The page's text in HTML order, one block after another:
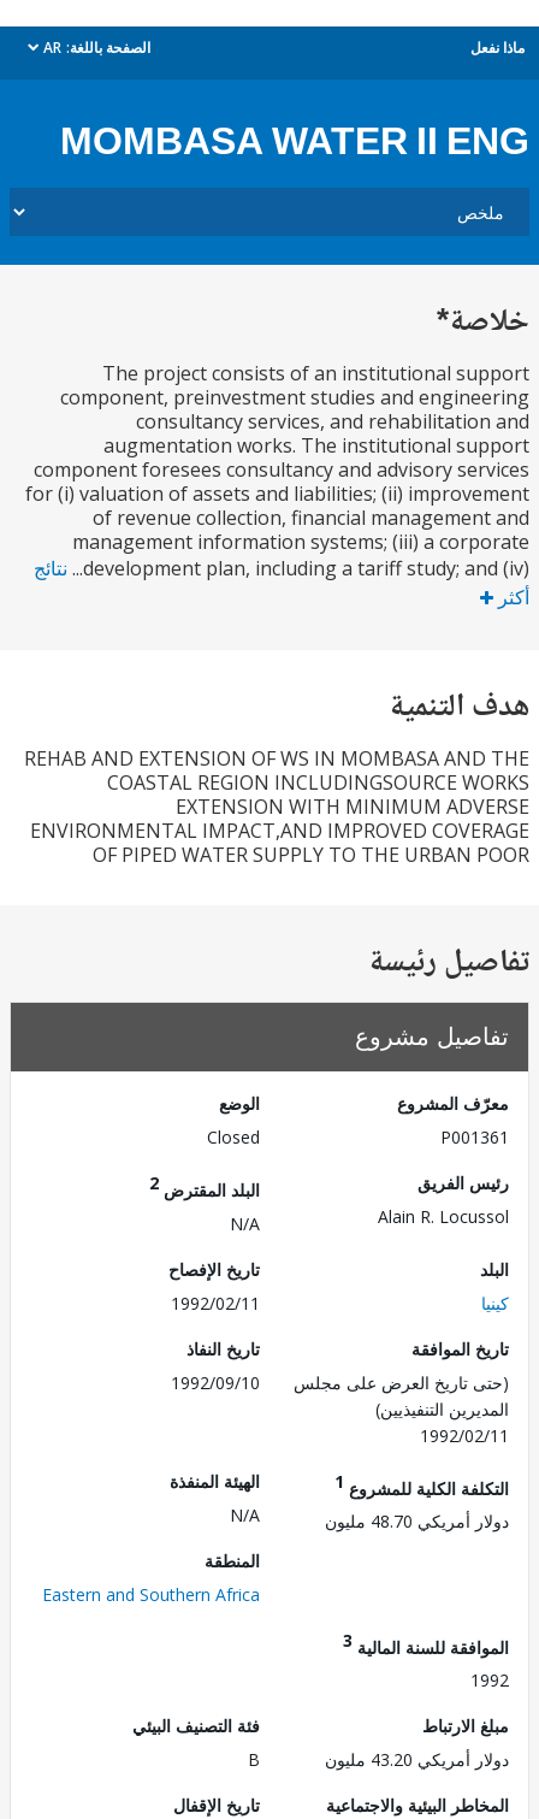
الصفحة باللغة: AR
dropdown
MOMBASA WATER II
The project consists of an institutional
component, preinvestment studies and
consultancy services, and
augmentation works. The institutional
component foresees consultancy and advisory
for (i) valuation of assets and liabilities; (ii)
of revenue collection, financial
management information systems; (iii) a
development plan, including a tariff study;
نتائج
REHAB AND EXTENSION OF WS IN MOMBASA
COASTAL REGION INCLUDINGSOURCE
EXTENSION WITH MINIMUM
ENVIRONMENTAL IMPACT,AND IMPROVED
OF PIPED WATER SUPPLY TO THE URBAN
رئيسة
مشروع
المشروع
الفريق
Alain R.
البلد المقترض
تاريخ الإفصاح
1992/02/11
الموافقة
تاريخ العرض على مجلس
التنفيذيين)
1992/
تاريخ النفاذ
1992/09/10
الكلية للمشروع1
48.70 مليون
الهيئة المنفذة
Eastern and Southern Africa
للسنة المالية3
43.20 مليون
فئة التصنيف البيئي
البيئية والاجتماعية
تاريخ الإقفال